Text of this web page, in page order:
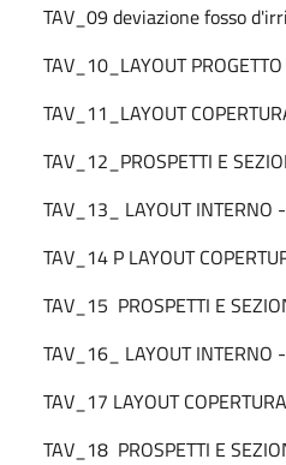
TAV_09 deviazione fosso
TAV_10_LAYOUT
TAV_11_LAYOUT
TAV_12_PROSPETTI E
TAV_13_ LAYOUT INTERNO -
TAV_14 P LAYOUT
TAV_15 PROSPETTI E
TAV_16_ LAYOUT INTERNO -
TAV_17 LAYOUT
TAV_18 PROSPETTI E